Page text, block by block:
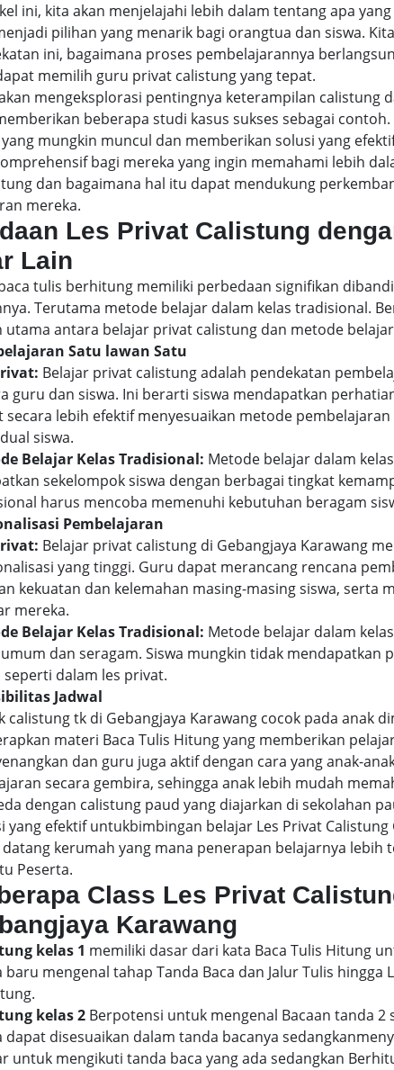
ini, kita akan menjelajahi lebih dalam tentang apa
pilihan yang menarik bagi orangtua dan siswa.
ini, bagaimana proses pembelajarannya
memilih guru privat calistung yang tepat.
mengeksplorasi pentingnya keterampilan calistung
beberapa studi kasus sukses sebagai
mungkin muncul dan memberikan solusi yang
bagi mereka yang ingin memahami lebih
dan bagaimana hal itu dapat mendukung
mereka.
Les Privat Calistung
Lain
tulis berhitung memiliki perbedaan signifikan
Terutama metode belajar dalam kelas tradisional.
utama antara belajar privat calistung dan metode
Satu lawan Satu
Belajar privat calistung adalah pendekatan
guru dan siswa. Ini berarti siswa mendapatkan
secara lebih efektif menyesuaikan metode
siswa.
Belajar Kelas Tradisional: Metode belajar dalam
sekelompok siswa dengan berbagai tingkat
harus mencoba memenuhi kebutuhan beragam
Pembelajaran
Belajar privat calistung di Gebangjaya Karawang
yang tinggi. Guru dapat merancang rencana
kekuatan dan kelemahan masing-masing siswa, serta
mereka.
Belajar Kelas Tradisional: Metode belajar dalam
dan seragam. Siswa mungkin tidak mendapatkan
seperti dalam les privat.
Jadwal
calistung tk di Gebangjaya Karawang cocok pada anak
materi Baca Tulis Hitung yang memberikan
dan guru juga aktif dengan cara yang anak-
secara gembira, sehingga anak lebih mudah
dengan calistung paud yang diajarkan di sekolahan
yang efektif untukbimbingan belajar Les Privat Calistung
kerumah yang mana penerapan belajarnya lebih
Peserta.
Class Les Privat
Karawang
kelas 1 memiliki dasar dari kata Baca Tulis Hitung
baru mengenal tahap Tanda Baca dan Jalur Tulis hingga
kelas 2 Berpotensi untuk mengenal Bacaan tanda 2
dapat disesuaikan dalam tanda bacanya
untuk mengikuti tanda baca yang ada sedangkan